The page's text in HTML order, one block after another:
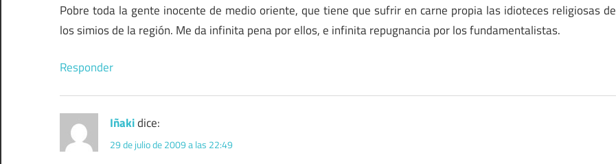
Pobre toda la gente inocente de medio oriente, que tiene que sufrir en carne propia las idioteces religiosas de
los simios de la región. Me da infinita pena por ellos, e infinita repugnancia por los fundamentalistas.
Responder
Iñakidice:
29 de julio de 2009 a las 22:49